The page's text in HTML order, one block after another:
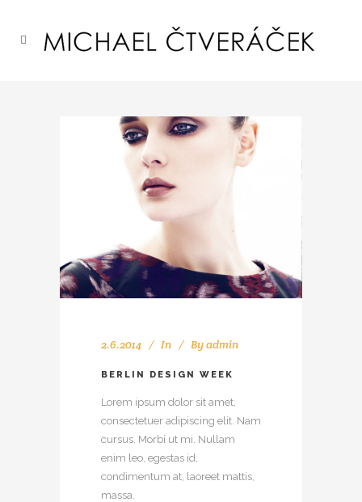
2.6.2014 In Byadmin
BERLIN DESIGN WEEK
Lorem ipsum dolor sit amet,
consectetuer adipiscing elit. Nam
cursus. Morbi ut mi. Nullam
enim leo, egestas id,
condimentum at, laoreet mattis,
massa.